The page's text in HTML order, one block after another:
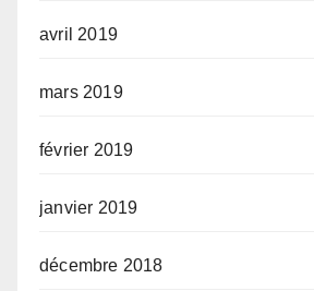
avril 2019
mars 2019
février 2019
janvier 2019
décembre 2018